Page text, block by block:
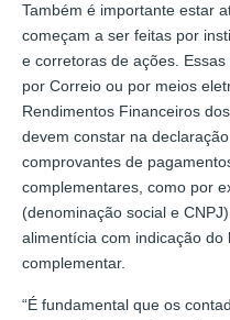
Também é importante estar
começam a ser feitas por
e corretoras de ações.
por Correio ou por meios
Rendimentos Financeiros
devem constar na
comprovantes de
complementares, como por
(denominação social e
alimentícia com indicação
complementar.
“É fundamental que os